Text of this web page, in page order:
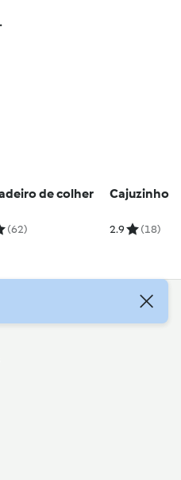
de colher
(62)
Cajuzinho
2.9 (18)